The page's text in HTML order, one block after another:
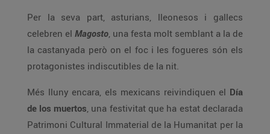
Per la seva part, asturians, lleonesos i gallecs
celebren el Magosto, una festa molt semblant a la de
la castanyada però on el foc i les fogueres són els
protagonistes indiscutibles de la nit.
Més lluny encara, els mexicans reivindiquen el Día
de los muertos, una festivitat que ha estat declarada
Patrimoni Cultural Immaterial de la Humanitat per la